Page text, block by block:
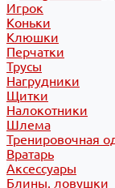
Игрок
Коньки
Клюшки
Перчатки
Трусы
Нагрудники
Щитки
Налокотники
Шлема
Тренировочная
Вратарь
Аксессуары
Блины, ловушки